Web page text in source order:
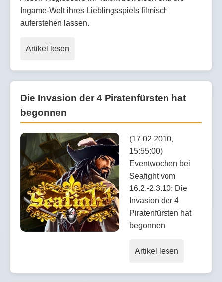
Ingame-Welt ihres Lieblingsspiels filmisch
auferstehen lassen.
Artikel lesen
Die Invasion der 4 Piratenfürsten hat
begonnen
(17.02.2010,
15:55:00)
Eventwochen bei
Seafight vom
16.2.-2.3.10: Die
Invasion der 4
Piratenfürsten hat
begonnen
Artikel lesen